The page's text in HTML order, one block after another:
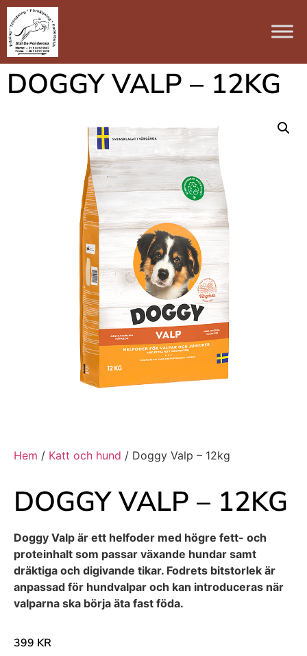
DOGGY VALP – 12KG
Hem / Katt och hund / Doggy Valp – 12kg
DOGGY VALP – 12KG
Doggy Valp är ett helfoder med högre fett- och
proteinhalt som passar växande hundar samt
dräktiga och digivande tikar. Fodrets bitstorlek är
anpassad för hundvalpar och kan introduceras när
valparna ska börja äta fast föda.
399 KR